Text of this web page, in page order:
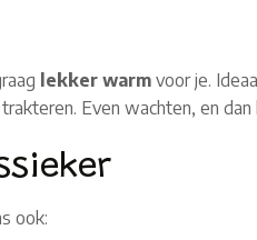
lekker warm voor je.
Even wachten, en dan
ook: